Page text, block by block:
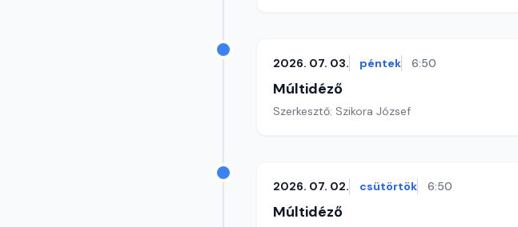
2026. 07. 03. péntek 6:50
Múltidéző
Szerkesztő: Szikora József
2026. 07. 02. csütörtök 6:50
Múltidéző